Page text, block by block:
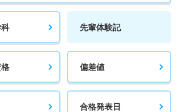
先輩体験記
偏差値
合格発表日